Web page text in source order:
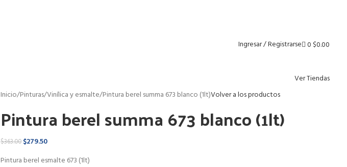
Ingresar / Registrarse 0 $0.00
Ver Tiendas
Inicio Pinturas Vinílica y esmalte Pintura berel summa 673 blanco (1lt)Volver a los productos
Pintura berel summa 673 blanco (1lt)
$363.00 $279.50
Pintura berel esmalte 673 (1lt)